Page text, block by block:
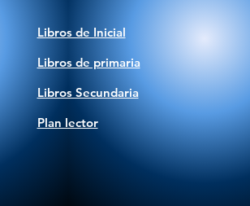
Libros de Inicial
Libros de primaria
Libros Secundaria
Plan lector